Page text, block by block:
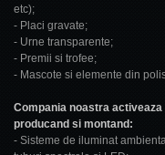
etc);
- Placi gravate;
- Urne transparente;
- Premii si trofee;
- Mascote si elemente din
Compania noastra activeaza
producand si montand:
- Sisteme de iluminat